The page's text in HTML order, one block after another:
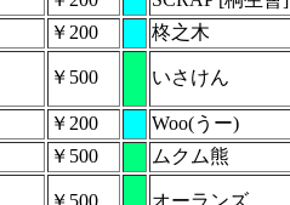
￥200 柊之木
￥500 いさけん
￥200 Woo(うー)
￥500 ムクム熊
￥500 オーランズ